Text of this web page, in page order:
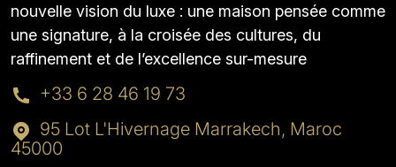
nouvelle vision du luxe : une maison pensée comme
une signature, à la croisée des cultures, du
raffinement et de l’excellence sur-mesure
+33 6 28 46 19 73
95 Lot L'Hivernage Marrakech, Maroc
45000